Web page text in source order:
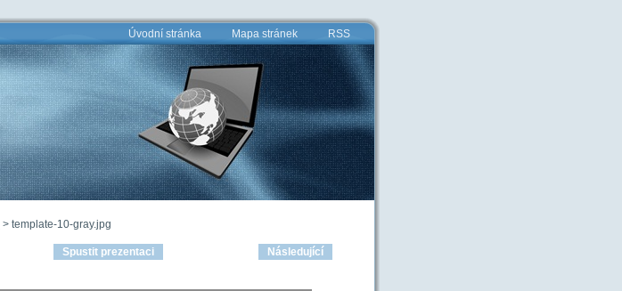
Úvodní stránka Mapa stránek RSS
> template-10-gray.jpg
Spustit prezentaci Následující